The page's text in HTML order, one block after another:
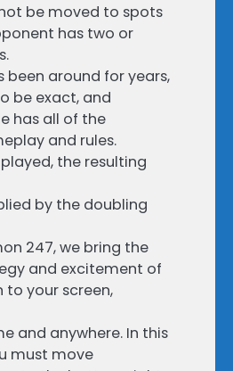
be moved to spots
has two or
been around for years,
be exact, and
has all of the
and rules.
the resulting
by the doubling
247, we bring the
and excitement of
your screen,
and anywhere. In this
must move